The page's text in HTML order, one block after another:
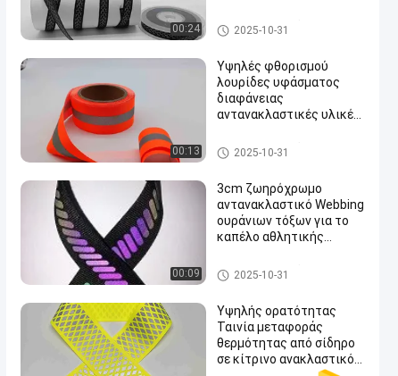
00:24
ζωνών ασφάλειας
ιματισμού
Αντανακλαστικό Webbing
2025-10-31
00:13
Υψηλές φθορισμού
λουρίδες υφάσματος
διαφάνειας
αντανακλαστικές υλικές
ιματισμού
Αντανακλαστικό Webbing
2025-10-31
00:09
3cm ζωηρόχρωμο
αντανακλαστικό Webbing
ουράνιων τόξων για το
καπέλο αθλητικής
Αντανακλαστικό Webbing
2025-10-31
Υψηλής ορατότητας
Ταινία μεταφοράς
θερμότητας από σίδηρο
σε κίτρινο ανακλαστικό